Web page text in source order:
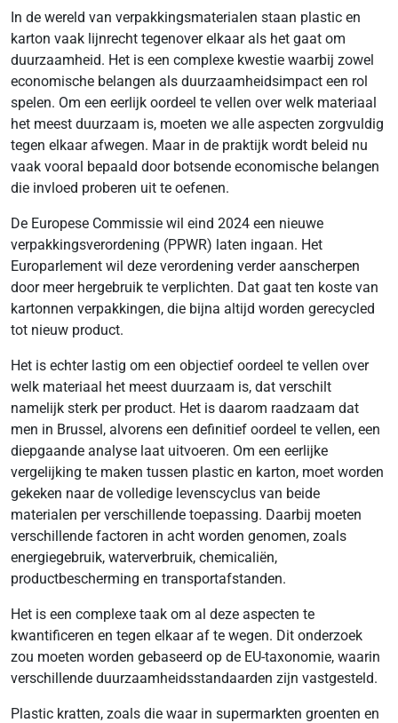
In de wereld van verpakkingsmaterialen staan plastic en
karton vaak lijnrecht tegenover elkaar als het gaat om
duurzaamheid. Het is een complexe kwestie waarbij zowel
economische belangen als duurzaamheidsimpact een rol
spelen. Om een eerlijk oordeel te vellen over welk materiaal
het meest duurzaam is, moeten we alle aspecten zorgvuldig
tegen elkaar afwegen. Maar in de praktijk wordt beleid nu
vaak vooral bepaald door botsende economische belangen
die invloed proberen uit te oefenen.
De Europese Commissie wil eind 2024 een nieuwe
verpakkingsverordening (PPWR) laten ingaan. Het
Europarlement wil deze verordening verder aanscherpen
door meer hergebruik te verplichten. Dat gaat ten koste van
kartonnen verpakkingen, die bijna altijd worden gerecycled
tot nieuw product.
Het is echter lastig om een objectief oordeel te vellen over
welk materiaal het meest duurzaam is, dat verschilt
namelijk sterk per product. Het is daarom raadzaam dat
men in Brussel, alvorens een definitief oordeel te vellen, een
diepgaande analyse laat uitvoeren. Om een eerlijke
vergelijking te maken tussen plastic en karton, moet worden
gekeken naar de volledige levenscyclus van beide
materialen per verschillende toepassing. Daarbij moeten
verschillende factoren in acht worden genomen, zoals
energiegebruik, waterverbruik, chemicaliën,
productbescherming en transportafstanden.
Het is een complexe taak om al deze aspecten te
kwantificeren en tegen elkaar af te wegen. Dit onderzoek
zou moeten worden gebaseerd op de EU-taxonomie, waarin
verschillende duurzaamheidsstandaarden zijn vastgesteld.
Plastic kratten, zoals die waar in supermarkten groenten en